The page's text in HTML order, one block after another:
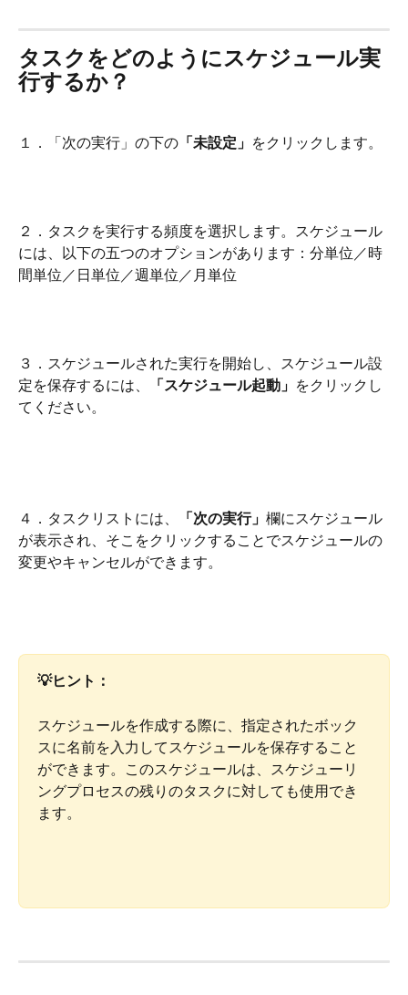
タスクをどのようにスケジュール実
行するか？
１．「次の実行」の下の 「未設定」 をクリックします。
２．タスクを実行する頻度を選択します。スケジュール
には、以下の五つのオプションがあります：分単位／時
間単位／日単位／週単位／月単位
３．スケジュールされた実行を開始し、スケジュール設
定を保存するには、
「スケジュール起動」 をクリックし
てください。
４．タスクリストには、 「次の実行」 欄にスケジュール
が表示され、そこをクリックすることでスケジュールの
変更やキャンセルができます。
💡ヒント：
スケジュールを作成する際に、指定されたボック
スに名前を入力してスケジュールを保存すること
ができます。このスケジュールは、スケジューリ
ングプロセスの残りのタスクに対しても使用でき
ます。